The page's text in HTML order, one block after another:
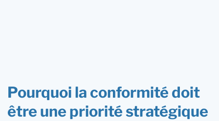
Pourquoi la conformité doit
être une priorité stratégique